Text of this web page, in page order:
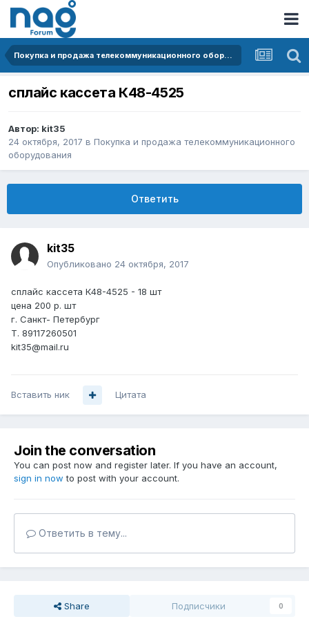
Покупка и продажа телекоммуникационного оборудования
сплайс кассета К48-4525
Автор: kit35
24 октября, 2017 в Покупка и продажа телекоммуникационного
оборудования
Ответить
kit35
Опубликовано 24 октября, 2017
сплайс кассета К48-4525 - 18 шт
цена 200 р. шт
г. Санкт- Петербург
Т. 89117260501
kit35@mail.ru
Вставить ник Цитата
Join the conversation
You can post now and register later. If you have an account,
sign in now to post with your account.
Ответить в тему...
Share Подписчики 0